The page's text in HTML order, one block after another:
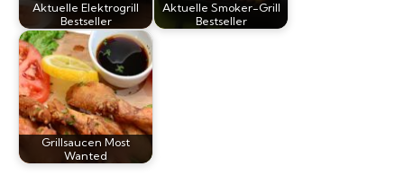
Aktuelle Elektrogrill
Bestseller
Aktuelle Smoker-Grill
Bestseller
Grillsaucen Most
Wanted